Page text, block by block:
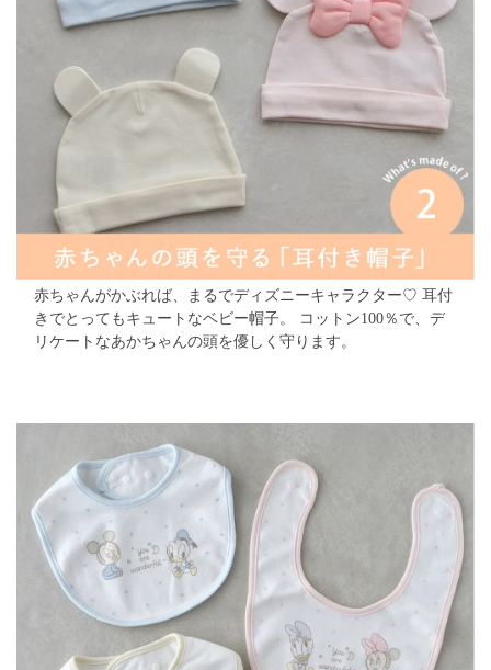
赤ちゃんがかぶれば、まるでディズニーキャラクター♡ 耳付
きでとってもキュートなベビー帽子。
コットン100％で、デ
リケートなあかちゃんの頭を優しく守ります。